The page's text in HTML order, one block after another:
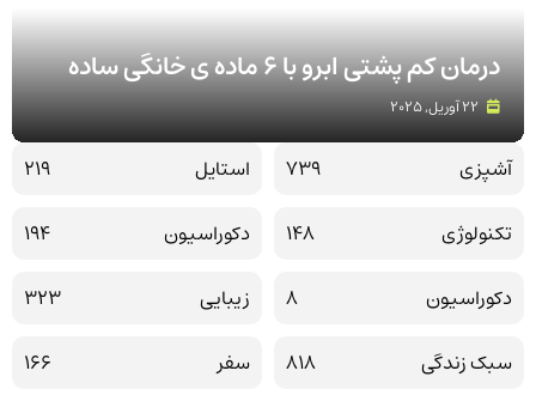
درمان کم پشتی ابرو با 6 ماده ی خانگی ساده
22 آوریل, 2025
آشپزی 739 استایل
219
تکنولوژی
148 دکوراسیون
194
دکوراسیون
8 زیبایی
323
سبک زندگی
818 سفر
166